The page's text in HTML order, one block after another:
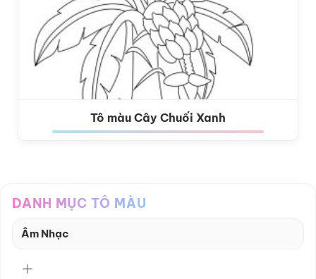
Tô màu Cây Chuối Xanh
DANH MỤC TÔ MÀU
Âm Nhạc